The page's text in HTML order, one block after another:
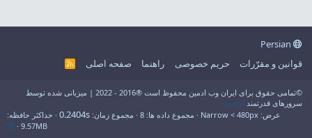
قوانین و مقرّرات
حریم خصوصی راهنما صفحه اصلی
R
©تمامی حقوق برای ایران وب ادمین محفوظ است ®2016 - 2022 | میزبانی شده توسط
سرورهای قدرتمند فراسو
عرض
مجموع داده ها 8 مجموع زمان 0.2404s
حداکثر حافظه
9.57MB